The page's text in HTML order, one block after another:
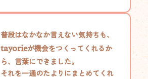
普段はなかなか言えない気持ちも、
tayorieが機会をつくってくれるか
ら、言葉にできました。
それを一通のたよりにまとめてくれ